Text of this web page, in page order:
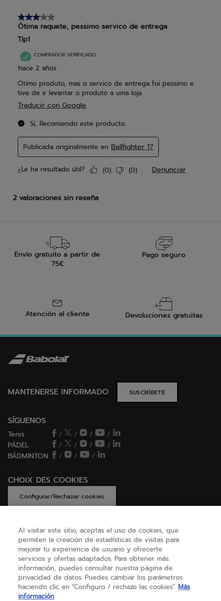
Envío gratuito a partir de
75€
Pago seguro
Atención al cliente Devoluciones gratuitas
MANTENERSE INFORMADO SUSCRÍBETE
SÍGUENOS
Tenis / / /
/
PÁDEL
/ / /
/
BÁDMINTON
/ / /
CHOIX DES COOKIES
Configurar/Rechazar cookies
AYUDA
SOBRE NOSOTROS
Al visitar este sitio, aceptas el uso de cookies, que
permiten la creación de estadísticas de visitas para
mejorar tu experiencia de usuario y ofrecerte
servicios y ofertas adaptados. Para obtener más
información, puedes consultar nuestra página de
privacidad de datos. Puedes cambiar los parámetros
haciendo clic en "Configuro / rechazo las cookies". Más
información